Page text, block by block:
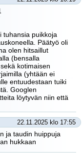
tuhansia puikkoja
Päätyö oli
olen hitsaillut
(bensalla
kotimaisen
(yhtään ei
entuudestaan tuiki
Googlen
löytyvän niin että
22.11.2025 klo 17:55
ja taudin huippuja
hukkaan